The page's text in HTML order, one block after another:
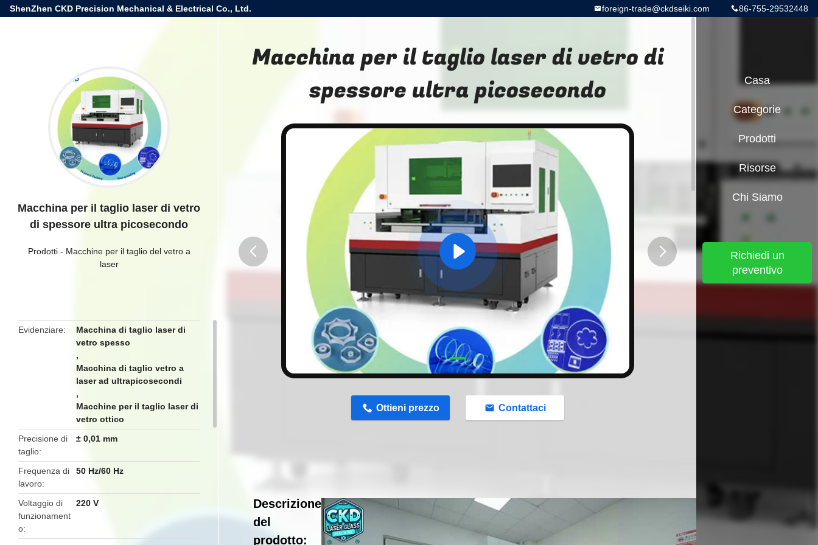
ShenZhen CKD Precision Mechanical & Electrical Co., Ltd. 86-755-29532448
foreign-trade@ckdseiki.com
Macchina per il taglio laser di vetro
di spessore ultra picosecondo
Prodotti- Macchine per il taglio del vetro a
laser
Evidenziare
Macchina di taglio laser di
vetro spesso
,
Macchina di taglio vetro a
laser ad ultrapicosecondi
,
Macchine per il taglio laser di
vetro ottico
Precisione di
taglio
± 0,01 mm
Frequenza di
lavoro
50 Hz/60 Hz
Voltaggio di
funzionament
o
220 V
Macchina per il taglio laser di vetro di
spessore ultra picosecondo
button
Ottieni prezzo Contattaci
Descrizione
del
prodotto:
Casa
Categorie
Prodotti
Risorse
Chi Siamo
Richiedi un
preventivo